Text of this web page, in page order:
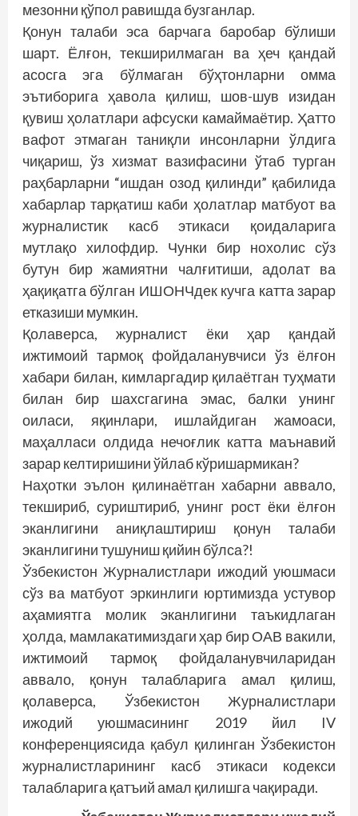
мезонни қўпол равишда бузганлар.
Қонун талаби эса барчага баробар бўлиши
шарт. Ёлғон, текширилмаган ва ҳеч қандай
асосга эга бўлмаган бўҳтонларни омма
эътиборига ҳавола қилиш, шов-шув изидан
қувиш ҳолатлари афсуски камаймаётир. Ҳатто
вафот этмаган таниқли инсонларни ўлдига
чиқариш, ўз хизмат вазифасини ўтаб турган
раҳбарларни “ишдан озод қилинди” қабилида
хабарлар тарқатиш каби ҳолатлар матбуот ва
журналистик касб этикаси қоидаларига
мутлақо хилофдир. Чунки бир нохолис сўз
бутун бир жамиятни чалғитиши, адолат ва
ҳақиқатга бўлган ИШОНЧдек кучга катта зарар
етказиши мумкин.
Қолаверса, журналист ёки ҳар қандай
ижтимоий тармоқ фойдаланувчиси ўз ёлғон
хабари билан, кимларгадир қилаётган туҳмати
билан бир шахсгагина эмас, балки унинг
оиласи, яқинлари, ишлайдиган жамоаси,
маҳалласи олдида нечоғлик катта маънавий
зарар келтиришини ўйлаб кўришармикан?
Наҳотки эълон қилинаётган хабарни аввало,
текшириб, суриштириб, унинг рост ёки ёлғон
эканлигини аниқлаштириш қонун талаби
эканлигини тушуниш қийин бўлса?!
Ўзбекистон Журналистлари ижодий уюшмаси
сўз ва матбуот эркинлиги юртимизда устувор
аҳамиятга молик эканлигини таъкидлаган
ҳолда, мамлакатимиздаги ҳар бир ОАВ вакили,
ижтимоий тармоқ фойдаланувчиларидан
аввало, қонун талабларига амал қилиш,
қолаверса, Ўзбекистон Журналистлари
ижодий уюшмасининг 2019 йил IV
конференциясида қабул қилинган Ўзбекистон
журналистларининг касб этикаси кодекси
талабларига қатъий амал қилишга чақиради.